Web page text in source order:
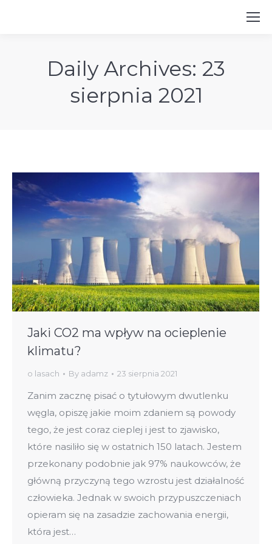
Daily Archives: 23
sierpnia 2021
Jaki CO2 ma wpływ na ocieplenie
klimatu?
o lasach By adamz 23 sierpnia 2021
Zanim zacznę pisać o tytułowym dwutlenku
węgla, opiszę jakie moim zdaniem są powody
tego, że jest coraz cieplej i jest to zjawisko,
które nasiliło się w ostatnich 150 latach. Jestem
przekonany podobnie jak 97% naukowców, że
główną przyczyną tego wzrostu jest działalność
człowieka. Jednak w swoich przypuszczeniach
opieram się na zasadzie zachowania energii,
która jest…